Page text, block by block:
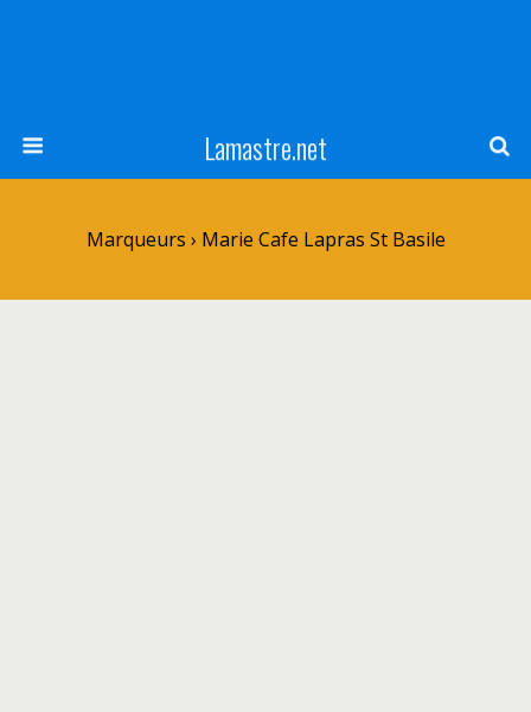
Lamastre.net
Marqueurs › Marie Cafe Lapras St Basile